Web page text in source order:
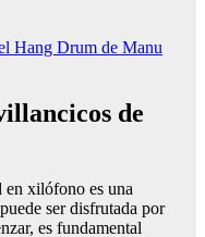
Hang Drum de Manu
de
xilófono es una
ser disfrutada por
es fundamental